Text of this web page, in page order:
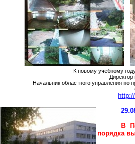
К новому учебному
Начальник областного управления по
В
порядка